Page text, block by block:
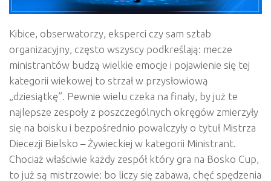
Kibice, obserwatorzy, eksperci czy sam sztab
organizacyjny, często wszyscy podkreślają: mecze
ministrantów budzą wielkie emocje i pojawienie się tej
kategorii wiekowej to strzał w przysłowiową
„dziesiątkę”. Pewnie wielu czeka na finały, by już te
najlepsze zespoły z poszczególnych okręgów zmierzyły
się na boisku i bezpośrednio powalczyły o tytuł Mistrza
Diecezji Bielsko – Żywieckiej w kategorii Ministrant.
Chociaż właściwie każdy zespół który gra na Bosko Cup,
to już są mistrzowie: bo liczy się zabawa, chęć spędzenia